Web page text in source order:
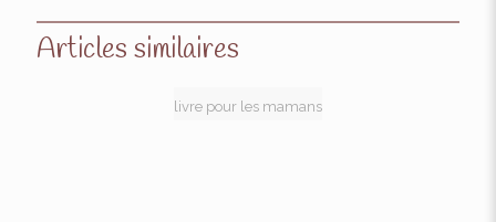
Articles similaires
livre pour les mamans